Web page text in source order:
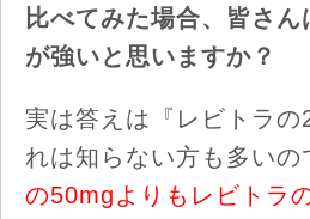
比べてみた場合、皆さ
が強いと思いますか？
実は答えは『レビトラ
れは知らない方も多いの
の50mgよりもレビトラ